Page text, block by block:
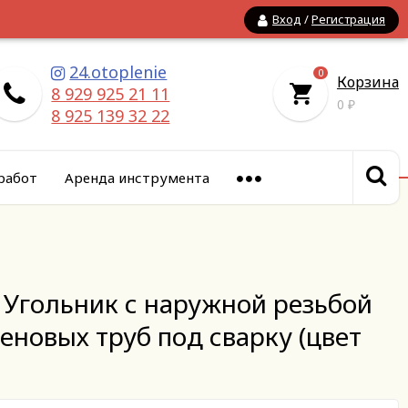
Вход /Регистрация
24.otoplenie
8 929 925 21 11
8 925 139 32 22
0 Корзина
0 ₽
Аренда инструмента
с наружной резьбой
труб под сварку (цвет